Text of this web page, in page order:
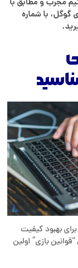
مجرب و مطابق با
گوگل، با شماره
بهبود کیفیت
بازی” اولین